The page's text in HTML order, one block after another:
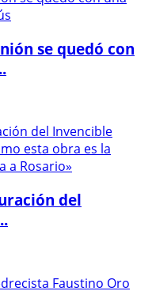
se quedó con
del